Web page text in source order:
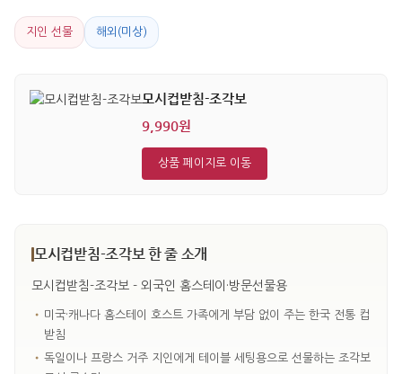
지인 선물 해외(미상)
모시컵받침-조각보
9,990원
상품 페이지로 이동
모시컵받침-조각보 한 줄 소개
모시컵받침-조각보 - 외국인 홈스테이·방문선물용
• 미국·캐나다 홈스테이 호스트 가족에게 부담 없이 주는 한국 전통 컵
받침
• 독일이나 프랑스 거주 지인에게 테이블 세팅용으로 선물하는 조각보